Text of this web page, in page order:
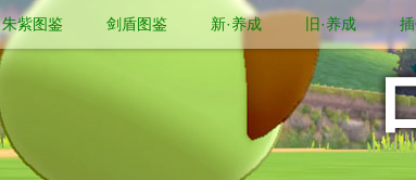
朱紫图鉴 剑盾图鉴 新·养成 旧·养成